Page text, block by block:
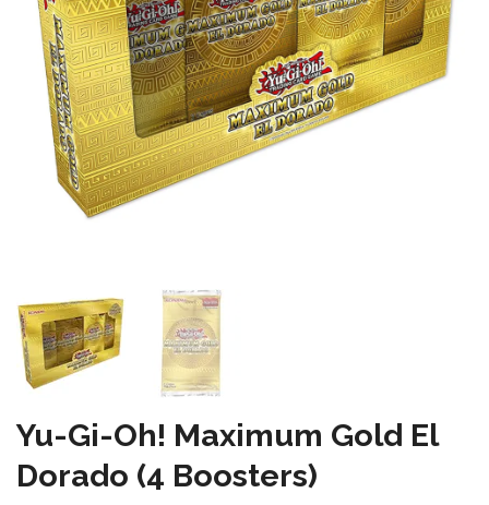
Yu-Gi-Oh! Maximum Gold El
Dorado (4 Boosters)